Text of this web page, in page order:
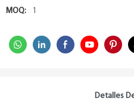
MOQ: 1
Detalles